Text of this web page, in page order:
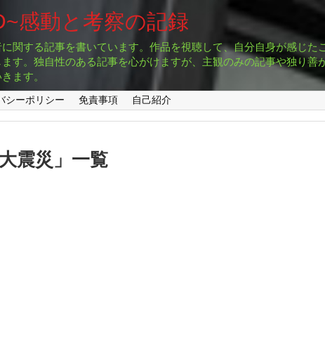
感動と考察の記録
に関する記事を書いています。作品を視聴して、自分自身が感じ
す。独自性のある記事を心がけますが、主観のみの記事や独り
ます。
シーポリシー 免責事項 自己紹介
震災 」 一覧